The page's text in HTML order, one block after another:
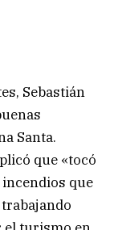
Sebastián
Santa.
que «tocó
que